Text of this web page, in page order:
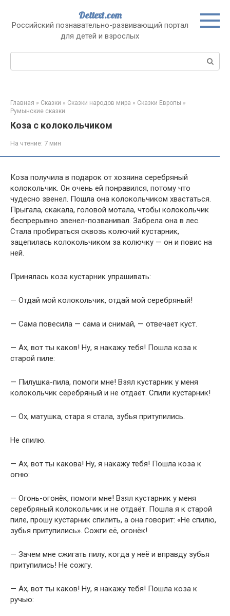
контенту
Dettext.com
Российский познавательно-развивающий портал
для детей и взрослых
Поиск:
Главная » Сказки » Сказки народов мира » Сказки Европы »
Румынские сказки
Коза с колокольчиком
На чтение: 7 мин
Коза получила в подарок от хозяина серебряный
колокольчик. Он очень ей понравился, потому что
чудесно звенел. Пошла она колокольчиком хвастаться.
Прыгала, скакала, головой мотала, чтобы колокольчик
беспрерывно звенел-позванивал. Забрела она в лес.
Стала пробираться сквозь колючий кустарник,
зацепилась колокольчиком за колючку — он и повис на
ней.
Принялась коза кустарник упрашивать:
— Отдай мой колокольчик, отдай мой серебряный!
— Сама повесила — сама и снимай, — отвечает куст.
— Ах, вот ты каков! Ну, я накажу тебя! Пошла коза к
старой пиле:
— Пилушка-пила, помоги мне! Взял кустарник у меня
колокольчик серебряный и не отдаёт. Спили кустарник!
— Ох, матушка, стара я стала, зубья притупились.
Не спилю.
— Ах, вот ты какова! Ну, я накажу тебя! Пошла коза к
огню:
— Огонь-огонёк, помоги мне! Взял кустарник у меня
серебряный колокольчик и не отдаёт. Пошла я к старой
пиле, прошу кустарник спилить, а она говорит: «Не спилю,
зубья притупились». Сожги её, огонёк!
— Зачем мне сжигать пилу, когда у неё и вправду зубья
притупились! Не сожгу.
— Ах, вот ты каков! Ну, я накажу тебя! Пошла коза к
ручью: